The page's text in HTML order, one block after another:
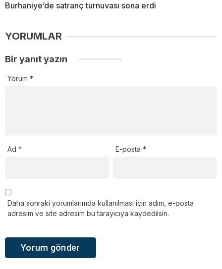
Burhaniye’de satranç turnuvası sona erdi
YORUMLAR
Bir yanıt yazın
Yorum *
Ad * E-posta*
Daha sonraki yorumlarımda kullanılması için adım, e-posta
adresim ve site adresim bu tarayıcıya kaydedilsin.